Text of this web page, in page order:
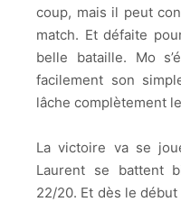
coup, mais il peut
match. Et défaite
belle bataille. Mo
facilement son
lâche complètement
La victoire va se
Laurent se battent
22/20. Et dès le